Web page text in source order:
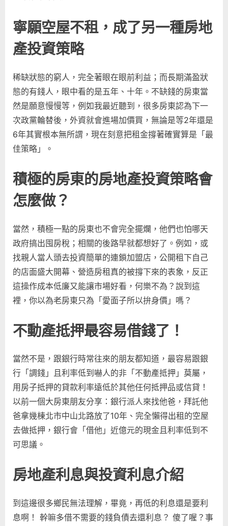
寧願空屋不租，成了另一種房地
產投資策略
稀缺狀態的窮人，完全著眼在眼前利益；而長期滿盈狀
態的有錢人，眼中看的是五年、十年。不缺錢的房東當
然是願意慢慢等，例如我最近聽到，很多房東認為下一
次政黨輪替後，外資就會進場加價買，無論是等2年還是
6年其實根本無所謂，現在刻意把租金撐著確實算是「最
佳策略」。
積極的房東的房地產投資策略會
怎麼做？
當然，積極一點的房東也不會完全擺爛，他們也怕哪天
政府搞出囤房稅；相關的後路早就都想好了。例如，或
找親人當人頭去投資簡單的連鎖加盟店，公開租下自己
的店面盛大開幕、營造房租真的被撐下來的表象，反正
這操作成本低廉又能讓市場好看，何樂不為？說到這
裡，你以為老房東只為「愛面子所以拚身價」嗎？
不動產抵押最容易借錢了！
當然不是，跟銀行時常往來的朋友都知道，最容易跟銀
行「調錢」且利率低到嚇人的非「不動產抵押」莫屬，
用房子抵押的貸款利率遠低於其他任何抵押品或信貸！
以前一個大房東朋友分享：銀行派人來找他爸，拜託他
爸拿幾棟北市中山北路放了10年、完全懶得出租的空屋
去做抵押，銀行會「借他」近億元的現金且利率低到不
可思議。
房地產利息與投資利息介紹
到這邊很多鄉民無法理解，畢竟，再低的利息還是要利
息啊！ 幹嘛多借不需要的錢負債去還利息？ 傻了喔？事